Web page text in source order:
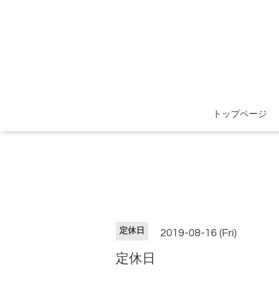
トップページ
定休日 2019-08-16 (Fri)
定休日